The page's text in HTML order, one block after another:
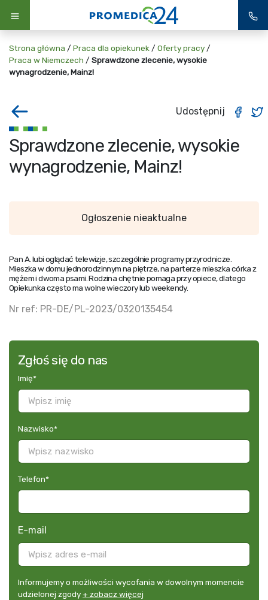
Strona główna / Praca dla opiekunek / Oferty pracy /
Praca w Niemczech / Sprawdzone zlecenie, wysokie
wynagrodzenie, Mainz!
Udostępnij
Sprawdzone zlecenie, wysokie
wynagrodzenie, Mainz!
Ogłoszenie nieaktualne
Pan A. lubi oglądać telewizje, szczególnie programy przyrodnicze.
Mieszka w domu jednorodzinnym na piętrze, na parterze mieszka córka z
mężem i dwoma psami. Rodzina chętnie pomaga przy opiece, dlatego
Opiekunka często ma wolne wieczory lub weekendy.
Nr ref: PR-DE/PL-2023/0320135454
Zgłoś się do nas
Imię*
Nazwisko*
Telefon*
E-mail
Informujemy
o
Informujemy o możliwości wycofania w dowolnym momencie
udzielonej zgody+ zobacz więcej